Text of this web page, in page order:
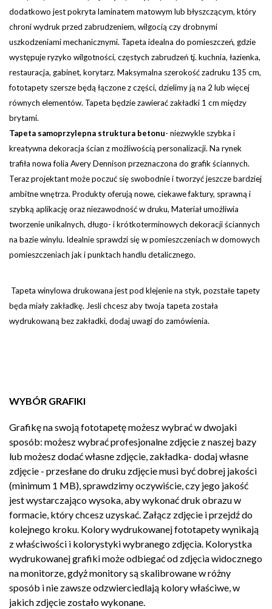
dodatkowo jest pokryta laminatem matowym lub błyszczącym, który
chroni wydruk przed zabrudzeniem, wilgocią czy drobnymi
uszkodzeniami mechanicznymi. Tapeta idealna do pomieszczeń, gdzie
występuje ryzyko wilgotności, częstych zabrudzeń tj. kuchnia, łazienka,
restauracja, gabinet, korytarz.Maksymalna szerokość zadruku 135 cm,
fototapety szersze będą łączone z części, dzielimy ją na 2 lub więcej
równych elementów. Tapeta będzie zawierać zakładki 1 cm między
brytami.
Tapeta samoprzylepna struktura betonu- niezwykle szybka i
kreatywna dekoracja ścian z możliwością personalizacji. Na rynek
trafiła nowa folia Avery Dennison przeznaczona do grafik ściannych.
Teraz projektant może poczuć się swobodnie i tworzyć jeszcze bardziej
ambitne wnętrza. Produkty oferują nowe, ciekawe faktury, sprawną i
szybką aplikację oraz niezawodność w druku, Materiał umożliwia
tworzenie unikalnych, długo- i krótkoterminowych dekoracji ściannych
na bazie winylu. Idealnie sprawdzi się w pomieszczeniach w domowych
pomieszczeniach jak i punktach handlu detalicznego.
Tapeta winylowa drukowana jest pod klejenie na styk, pozstałe tapety
będa miały zakładkę. Jesli chcesz aby twoja tapeta została
wydrukowaną bez zakładki, dodaj uwagi do zamówienia.
WYBÓR GRAFIKI
Grafikę na swoją fototapetę możesz wybrać w dwojaki
sposób: możesz wybrać profesjonalne zdjęcie z naszej bazy
lub możesz dodać własne zdjęcie, zakładka- dodaj własne
zdjęcie - przesłane do druku zdjęcie musi być dobrej jakości
(minimum 1 MB), sprawdzimy oczywiście, czy jego jakość
jest wystarczająco wysoka, aby wykonać druk obrazu w
formacie, który chcesz uzyskać. Załącz zdjęcie i przejdź do
kolejnego kroku. Kolory wydrukowanej fototapety wynikają
z właściwości i kolorystyki wybranego zdjęcia. Kolorystka
wydrukowanej grafiki może odbiegać od zdjęcia widocznego
na monitorze, gdyż monitory są skalibrowane w różny
sposób i nie zawsze odzwierciedlają kolory właściwe, w
jakich zdjęcie zostało wykonane.